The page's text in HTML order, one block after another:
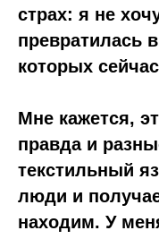
страх: я не
превратилась
которых
Мне кажется,
правда и
текстильный
люди и
находим. У